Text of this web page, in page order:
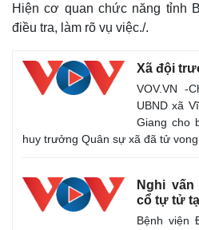
Hiện cơ quan chức năng tỉnh
điều tra, làm rõ vụ việc./.
Xã đội
VOV.VN -
UBND xã
Giang cho
huy trưởng Quân sự xã đã tử
Nghi
cổ tự tử
Bệnh viện